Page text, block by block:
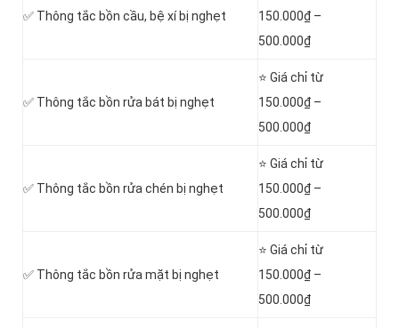
✅ Thông tắc bồn cầu, bệ xí bị nghẹt
150.000₫ –
500.000₫
✅ Thông tắc bồn rửa bát bị nghẹt
⭐ Giá chỉ từ
150.000₫ –
500.000₫
✅ Thông tắc bồn rửa chén bị nghẹt
⭐ Giá chỉ từ
150.000₫ –
500.000₫
✅ Thông tắc bồn rửa mặt bị nghẹt
⭐ Giá chỉ từ
150.000₫ –
500.000₫